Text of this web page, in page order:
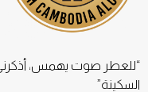
“للعطر صوت يهمس، أذكرني.
السكينة”